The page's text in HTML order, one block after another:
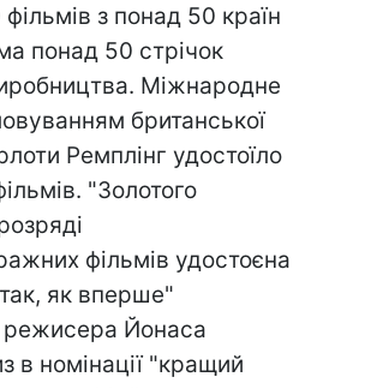
з понад 50 країн
понад 50 стрічок
Міжнародне
британської
Ремплінг удостоїло
"Золотого
фільмів удостоєна
як вперше"
Йонаса
в номінації "кращий